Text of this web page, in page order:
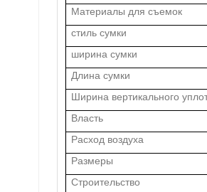
Материалы для съемок
стиль сумки
ширина сумки
Длина сумки
Ширина вертикального
Власть
Расход воздуха
Размеры
Строительство